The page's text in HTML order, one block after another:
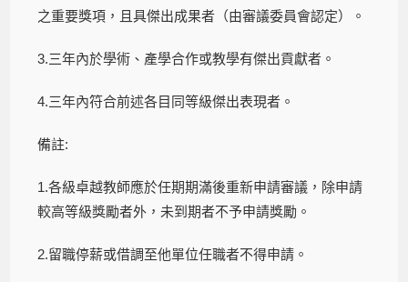
之重要獎項，且具傑出成果者（由審議委員會認定）。
3.三年內於學術、產學合作或教學有傑出貢獻者。
4.三年內符合前述各目同等級傑出表現者。
備註:
1.各級卓越教師應於任期期滿後重新申請審議，除申請
較高等級獎勵者外，未到期者不予申請獎勵。
2.留職停薪或借調至他單位任職者不得申請。